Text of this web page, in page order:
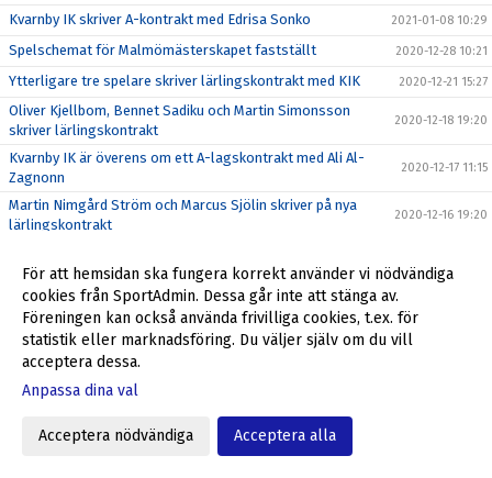
Kvarnby IK skriver A-kontrakt med Edrisa Sonko 2021-01-08 10:29
Spelschemat för Malmömästerskapet fastställt 2020-12-28 10:21
Ytterligare tre spelare skriver lärlingskontrakt med KIK 2020-12-21 15:27
Oliver Kjellbom, Bennet Sadiku och Martin Simonsson
skriver lärlingskontrakt
2020-12-18 19:20
Kvarnby IK är överens om ett A-lagskontrakt med Ali Al-
Zagnonn
2020-12-17 11:15
Martin Nimgård Ström och Marcus Sjölin skriver på nya
lärlingskontrakt
2020-12-16 19:20
och Emil Lindstedt
Välkommen till Kvarnby IK, Lenny Silwer Wright! 2020-12-14 14:40
Välkommen tillbaka till Kvarnby IK, Tobias Olsson! 2020-12-11 12:15
Välkommen tillbaka till Kvarnby IK, Aleksander Jovanovic!
Kvarnby IK förlänger med Atiqullah Mohamed och Haider
Välkommen till Kvarnby IK, Hakan Sen!
För att hemsidan ska fungera korrekt använder vi nödvändiga
cookies från SportAdmin. Dessa går inte att stänga av.
Föreningen kan också använda frivilliga cookies, t.ex. för
statistik eller marknadsföring. Du väljer själv om du vill
acceptera dessa.
Anpassa dina val
Acceptera nödvändiga Acceptera alla